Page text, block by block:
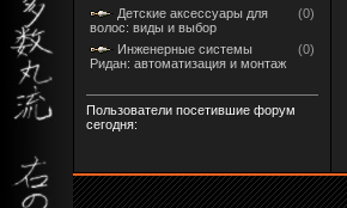
Детские аксессуары для
волос: виды и выбор
(0)
Инженерные системы
Ридан: автоматизация и монтаж
(0)
Пользователи посетившие форум
сегодня: